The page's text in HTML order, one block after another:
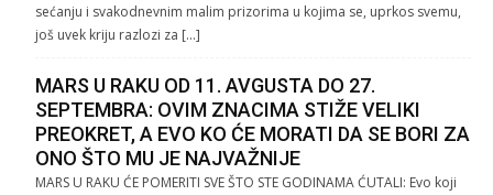
sećanju i svakodnevnim malim prizorima u kojima se, uprkos svemu,
još uvek kriju razlozi za […]
MARS U RAKU OD 11. AVGUSTA DO 27.
SEPTEMBRA: OVIM ZNACIMA STIŽE VELIKI
PREOKRET, A EVO KO ĆE MORATI DA SE BORI ZA
ONO ŠTO MU JE NAJVAŽNIJE
MARS U RAKU ĆE POMERITI SVE ŠTO STE GODINAMA ĆUTALI: Evo koji